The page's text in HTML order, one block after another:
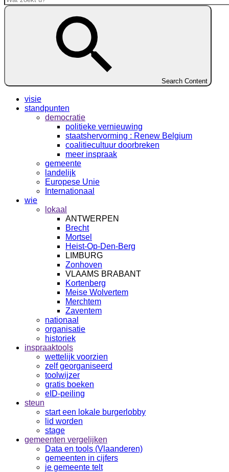
Search Content
visie
standpunten
democratie
politieke vernieuwing
staatshervorming : Renew Belgium
coalitiecultuur doorbreken
meer inspraak
gemeente
landelijk
Europese Unie
Internationaal
wie
lokaal
ANTWERPEN
Brecht
Mortsel
Heist-Op-Den-Berg
LIMBURG
Zonhoven
VLAAMS BRABANT
Kortenberg
Meise Wolvertem
Merchtem
Zaventem
nationaal
organisatie
historiek
inspraaktools
wettelijk voorzien
zelf georganiseerd
toolwijzer
gratis boeken
eID-peiling
steun
start een lokale burgerlobby
lid worden
stage
gemeenten vergelijken
Data en tools (Vlaanderen)
gemeenten in cijfers
je gemeente telt